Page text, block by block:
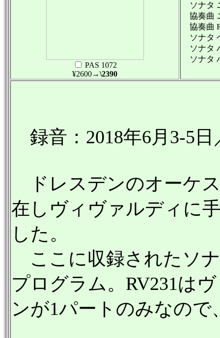
PAS 1072
¥2600→\2390
ソナタ
協奏曲
協奏曲
ソナタ
ソナタ
ソナタ
録音：2018年6月3-5日
ドレスデンのオーケ
在しヴィヴァルディに
した。
ここに収録されたソ
プログラム。RV231は
ンが1パートのみなの